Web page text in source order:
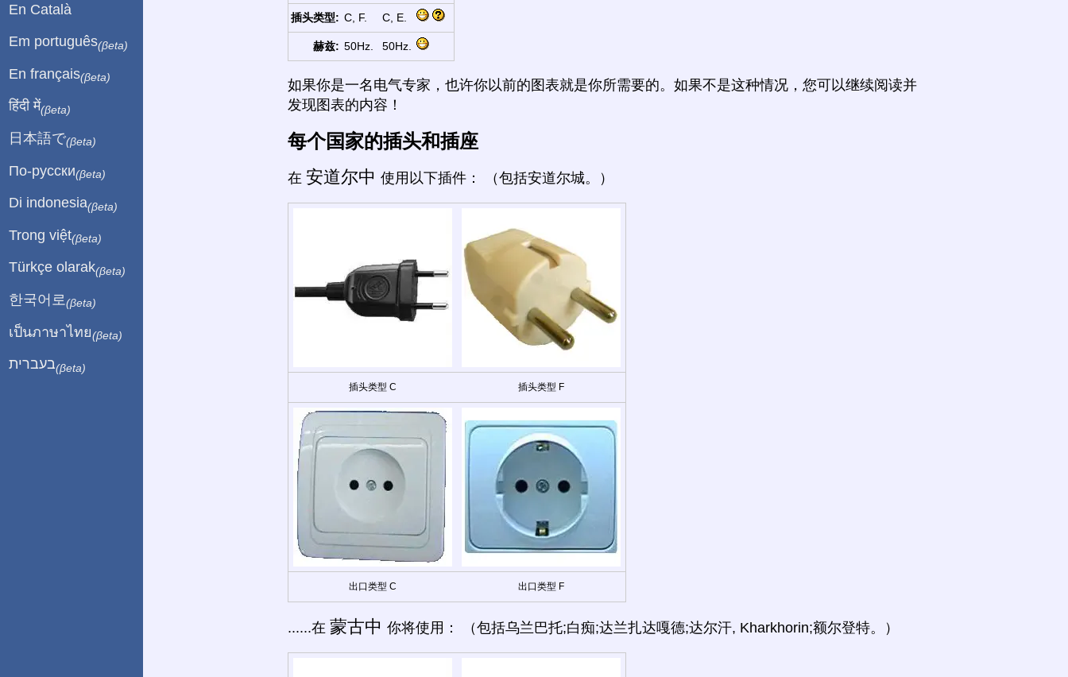
插头类型: C, F. C, E.
赫兹: 50Hz. 50Hz.
如果你是一名电气专家，也许你以前的图表就是你所需要的。如果不是这种情况，您可以继续阅读并
发现图表的内容！
每个国家的插头和插座
在 安道尔中 使用以下插件： （包括安道尔城。）
插头类型 C 插头类型 F
出口类型 C 出口类型 F
......在 蒙古中 你将使用： （包括乌兰巴托;白痴;达兰扎达嘎德;达尔汗, Kharkhorin;额尔登特。）
En Català
Em português(βeta)
En français(βeta)
हिंदी में(βeta)
日本語で(βeta)
По-русски(βeta)
Di indonesia(βeta)
Trong việt(βeta)
Türkçe olarak(βeta)
한국어로 (βeta)
เป็นภาษาไทย(βeta)
בעברית(βeta)